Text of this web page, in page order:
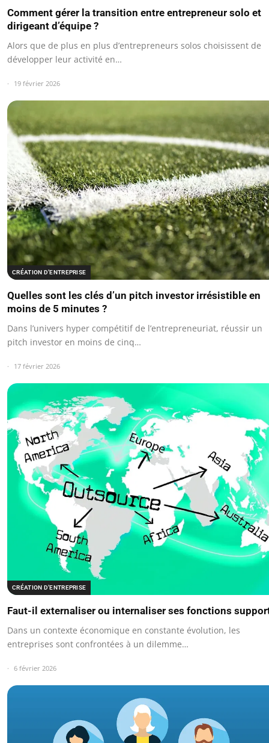
Comment gérer la transition entre entrepreneur solo et
dirigeant d’équipe ?
Alors que de plus en plus d’entrepreneurs solos choisissent de
développer leur activité en…
19 février 2026
CRÉATION D’ENTREPRISE
Quelles sont les clés d’un pitch investor irrésistible en
moins de 5 minutes ?
Dans l’univers hyper compétitif de l’entrepreneuriat, réussir un
pitch investor en moins de cinq…
17 février 2026
CRÉATION D’ENTREPRISE
Faut-il externaliser ou internaliser ses fonctions
Dans un contexte économique en constante évolution, les
entreprises sont confrontées à un dilemme…
6 février 2026